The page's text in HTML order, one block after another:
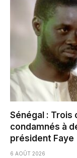
Sénégal : Trois
condamnés à
président Faye
6 AOÛT 2026